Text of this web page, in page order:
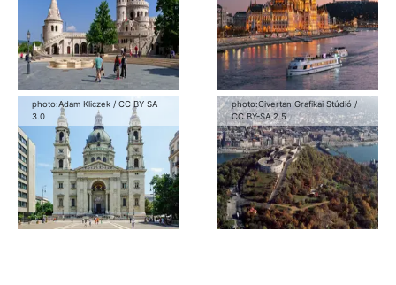
photo:Adam Kliczek / CC BY-SA
3.0
photo:Civertan Grafikai Stúdió /
CC BY-SA 2.5